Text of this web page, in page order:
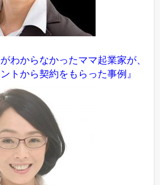
わからなかったママ起業家が、
トから契約をもらった事例』